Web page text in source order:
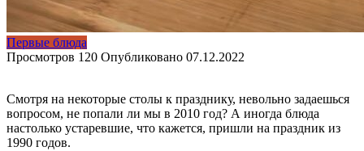
Первые блюда
Просмотров 120 Опубликовано 07.12.2022
Смотря на некоторые столы к празднику, невольно задаешься
вопросом, не попали ли мы в 2010 год? А иногда блюда
настолько устаревшие, что кажется, пришли на праздник из
1990 годов.